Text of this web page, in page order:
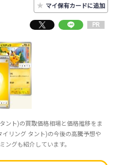
★ マイ保有カードに追加
PR
ント)の買取価格相場と価格推移をま
リング タント)の今後の高騰予想や
ングも紹介しています。